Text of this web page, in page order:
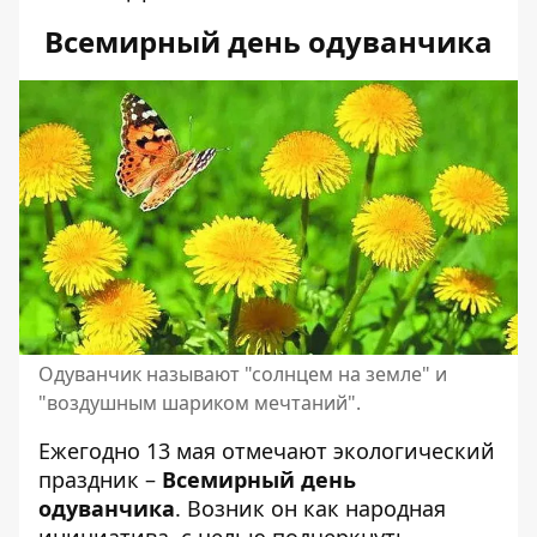
Всемирный день одуванчика
Одуванчик называют "солнцем на земле" и
"воздушным шариком мечтаний".
Ежегодно 13 мая отмечают экологический
праздник – Всемирный день
одуванчика. Возник он как народная